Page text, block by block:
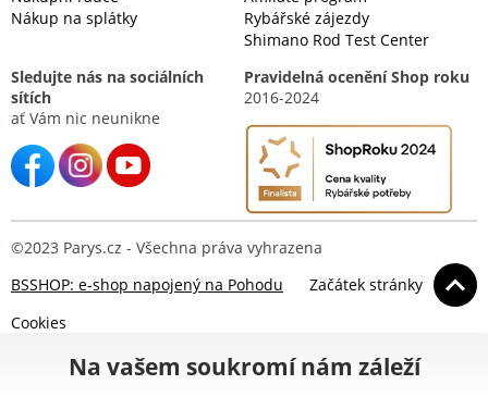
Nákup na splátky
Rybářské zájezdy
Shimano Rod Test Center
Sledujte nás na sociálních
sítích
ať Vám nic neunikne
Pravidelná ocenění Shop roku
2016-2024
©2023 Parys.cz - Všechna práva vyhrazena
BSSHOP: e-shop napojený na Pohodu
Začátek stránky
Cookies
Na vašem soukromí nám záleží